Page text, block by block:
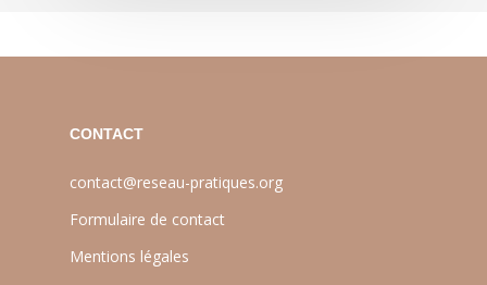
CONTACT
contact@reseau-pratiques.org
Formulaire de contact
Mentions légales